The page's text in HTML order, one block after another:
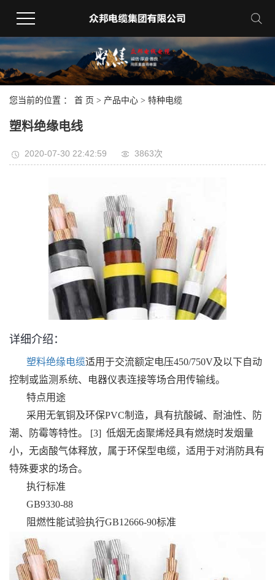
您当前的位置 ： 首 页 > 产品中心 > 特种电缆
塑料绝缘电线
2020-07-30 22:42:59 3863次
详细介绍：
塑料绝缘电缆适用于交流额定电压450/750V及以下自动
控制或监测系统、电器仪表连接等场合用传输线。
特点用途
采用无氧铜及环保PVC制造，具有抗酸碱、耐油性、防
潮、防霉等特性。 [3] 低烟无卤聚烯烃具有燃烧时发烟量
小，无卤酸气体释放，属于环保型电缆，适用于对消防具有
特殊要求的场合。
执行标准
GB9330-88
阻燃性能试验执行GB12666-90标准